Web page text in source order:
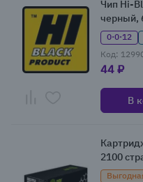
Чип Hi-
черный,
0·0·12
Код:
44 ₽
В
2100